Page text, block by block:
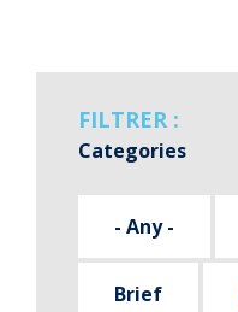
FILTRER :
Categories
- Any -
Brief